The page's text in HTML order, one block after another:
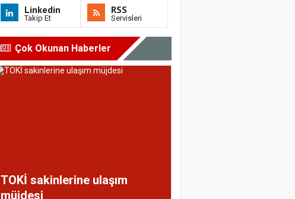
Linkedin
Takip Et
RSS
Servisleri
Çok Okunan Haberler
TOKİ sakinlerine ulaşım
müjdesi